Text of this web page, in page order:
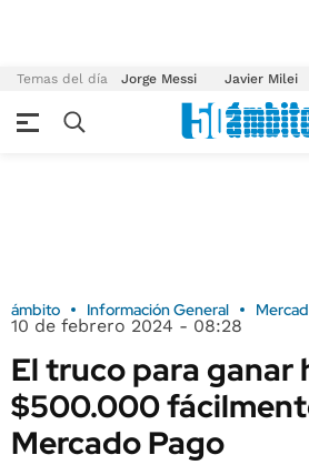
Temas del día Jorge Messi Javier Milei
ámbito Información General
10 de febrero 2024 - 08:28
El truco para ganar
$500.000
Mercado Pago